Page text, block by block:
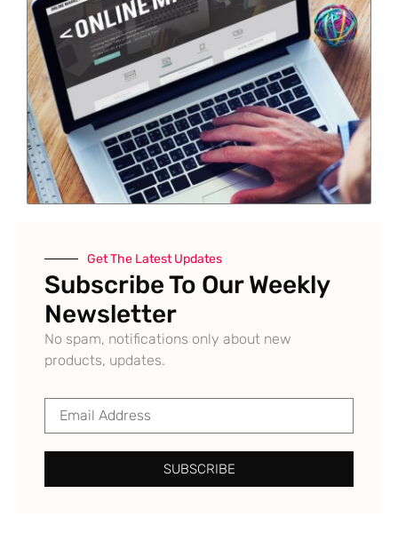
Get The Latest Updates
Subscribe To Our Weekly
Newsletter
No spam, notifications only about new
products, updates.
SUBSCRIBE